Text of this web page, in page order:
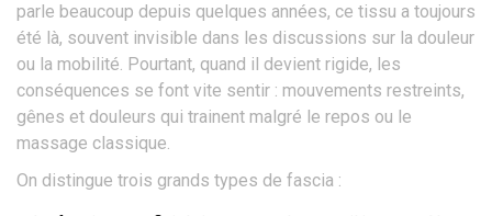
parle beaucoup depuis quelques années, ce tissu a toujours
été là, souvent invisible dans les discussions sur la douleur
ou la mobilité. Pourtant, quand il devient rigide, les
conséquences se font vite sentir : mouvements restreints,
gênes et douleurs qui trainent malgré le repos ou le
massage classique.
On distingue trois grands types de fascia :